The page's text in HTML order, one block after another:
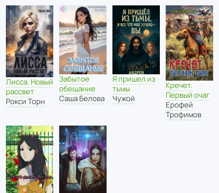
Лисса. Новый
рассвет
Рокси Торн
Забытое
обещание
Саша Белова
Я пришел из
тьмы
Чужой
Кречет.
Первый очаг
Ерофей
Трофимов